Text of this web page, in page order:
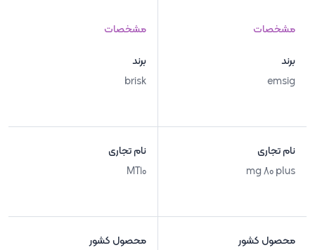
مشخصات
برند
emsig
نام تجاری
mg 80 plus
محصول کشور
مشخصات
برند
brisk
نام تجاری
MT10
محصول کشور